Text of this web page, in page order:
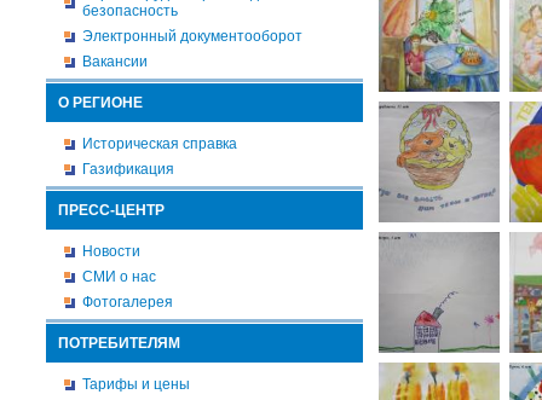
безопасность
Электронный документооборот
Вакансии
О РЕГИОНЕ
Историческая справка
Газификация
ПРЕСС-ЦЕНТР
Новости
СМИ о нас
Фотогалерея
ПОТРЕБИТЕЛЯМ
Тарифы и цены